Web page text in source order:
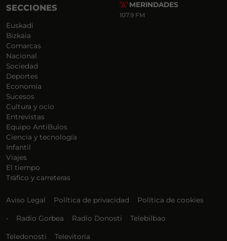
SECCIONES
Euskadi
Bizkaia
Comarcas
Nacional
Sociedad
Deportes
Economía
Sucesos
Cultura y ocio
Entrevistas
Equipo AntiBulos
Ciencia y tecnología
Infantil
Viajes
El tiempo
Tráfico y carreteras
MERINDADES
107.9 FM
Aviso Legal Política de privacidad Política de cookies
• Radio Gorbea Radio Donosti Telebilbao
Teledonosti Televitoria